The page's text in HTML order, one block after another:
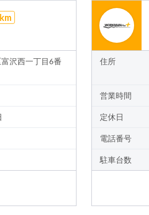
沢西一丁目6番
住所
営業時間
定休日
電話番号
駐車台数